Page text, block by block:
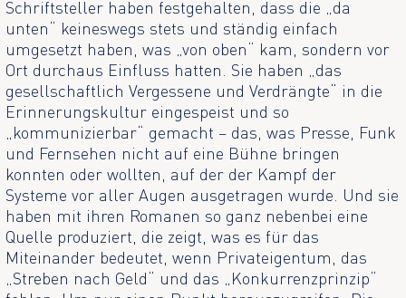
Schriftsteller haben festgehalten, dass die „da
unten“ keineswegs stets und ständig einfach
umgesetzt haben, was „von oben“ kam, sondern vor
Ort durchaus Einfluss hatten. Sie haben „das
gesellschaftlich Vergessene und Verdrängte“ in die
Erinnerungskultur eingespeist und so
„kommunizierbar“ gemacht – das, was Presse, Funk
und Fernsehen nicht auf eine Bühne bringen
konnten oder wollten, auf der der Kampf der
Systeme vor aller Augen ausgetragen wurde. Und sie
haben mit ihren Romanen so ganz nebenbei eine
Quelle produziert, die zeigt, was es für das
Miteinander bedeutet, wenn Privateigentum, das
„Streben nach Geld“ und das „Konkurrenzprinzip“